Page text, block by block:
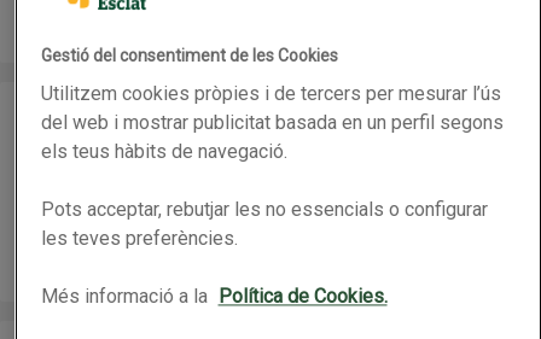
KH-7 Desgreixador KH-7 Desgreixador
Lot estalvi a 9,99 euros/lot. Clica aquí
Nom de l’oferta: Lot estalvi a 9,99 euros/lot.
Preu
3,70 €
Gestió del consentiment de les Cookies
Utilitzem cookies pròpies i de tercers per mesurar l’ús
del web i mostrar publicitat basada en un perfil segons
els teus hàbits de navegació.
Pots acceptar, rebutjar les no essencials o configurar
les teves preferències.
Més informació a la Política de Cookies.